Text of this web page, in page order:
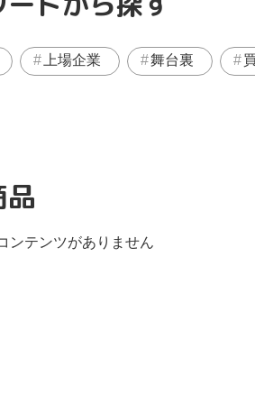
上場企業 舞台裏
品
ンテンツがありません